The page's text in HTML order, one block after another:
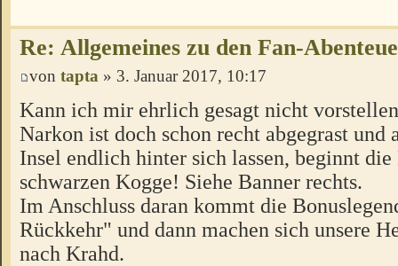
Re: Allgemeines zu den Fan-
von tapta » 3. Januar 2017, 10:17
Kann ich mir ehrlich gesagt nicht
Narkon ist doch schon recht abgegrast und
Insel endlich hinter sich lassen, beginnt die
schwarzen Kogge! Siehe Banner rechts.
Im Anschluss daran kommt die
Rückkehr" und dann machen sich unsere
nach Krahd.